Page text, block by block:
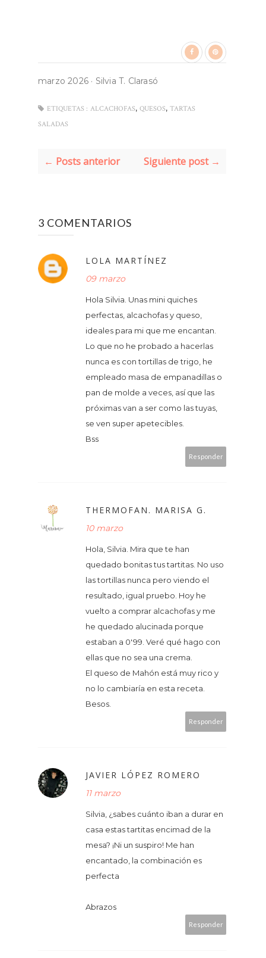
marzo 2026 · Silvia T. Clarasó
ETIQUETAS : ALCACHOFAS, QUESOS, TARTAS
SALADAS
← Posts anterior Siguiente post →
3 COMENTARIOS
LOLA MARTÍNEZ
09 marzo
Hola Silvia. Unas mini quiches
perfectas, alcachofas y queso,
ideales para mi que me encantan.
Lo que no he probado a hacerlas
nunca es con tortillas de trigo, he
empleado masa de empanadillas o
pan de molde a veces, así que las
próximas van a ser como las tuyas,
se ven super apetecibles.
Bss
Responder
THERMOFAN. MARISA G.
10 marzo
Hola, Silvia. Mira que te han
quedado bonitas tus tartitas. No uso
las tortillas nunca pero viendo el
resultado, igual pruebo. Hoy he
vuelto a comprar alcachofas y me
he quedado alucinada porque
estaban a 0'99. Veré qué hago con
ellas que no sea una crema.
El queso de Mahón está muy rico y
no lo cambiaría en esta receta.
Besos.
Responder
JAVIER LÓPEZ ROMERO
11 marzo
Silvia, ¿sabes cuánto iban a durar en
casa estas tartitas encimad de la
mesa? ¡Ni un suspiro! Me han
encantado, la combinación es
perfecta
Abrazos
Responder